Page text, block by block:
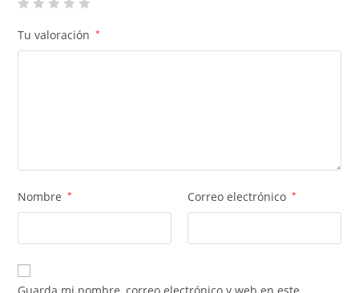
Tu valoración *
Nombre * Correo electrónico *